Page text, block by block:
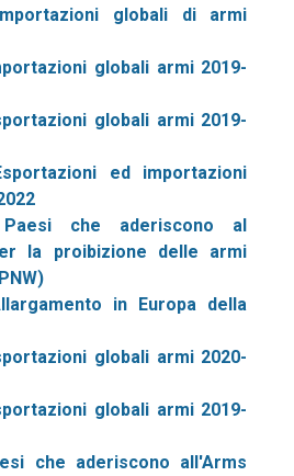
globali di armi
globali armi 2019-
globali armi 2019-
ed importazioni
che aderiscono al
la proibizione delle armi
in Europa della
globali armi 2020-
globali armi 2019-
che aderiscono all'Arms